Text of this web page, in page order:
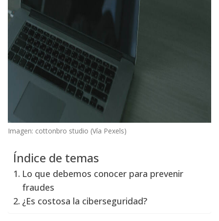
Imagen: cottonbro studio (Vía Pexels)
Índice de temas
Lo que debemos conocer para prevenir
fraudes
¿Es costosa la ciberseguridad?